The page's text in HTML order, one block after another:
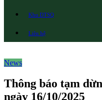
Khu DTSQ
Liên hệ
News
Thông báo tạm
ngày 16/10/2025